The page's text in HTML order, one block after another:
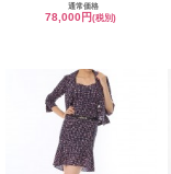
通常価格
78,000円(税別)